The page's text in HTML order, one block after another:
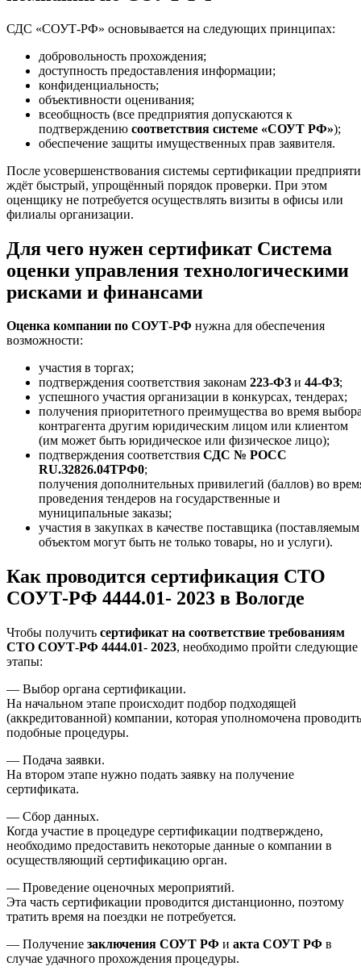
СДС «СОУТ-РФ» основывается на следующих принципах:
добровольность прохождения;
доступность предоставления информации;
конфиденциальность;
объективности оценивания;
всеобщность (все предприятия допускаются к
подтверждению соответствия системе «СОУТ РФ»);
обеспечение защиты имущественных прав заявителя.
После усовершенствования системы сертификации
ждёт быстрый, упрощённый порядок проверки. При этом
оценщику не потребуется осуществлять визиты в офисы или
филиалы организации.
Для чего нужен сертификат Система
оценки управления технологическими
рисками и финансами
Оценка компании по СОУТ-РФ нужна для обеспечения
возможности:
участия в торгах;
подтверждения соответствия законам 223-ФЗ и 44-ФЗ;
успешного участия организации в конкурсах, тендерах;
получения приоритетного преимущества во время
контрагента другим юридическим лицом или клиентом
(им может быть юридическое или физическое лицо);
подтверждения соответствия СДС № РОСС
RU.З2826.04ТРФ0;
получения дополнительных привилегий (баллов) во
проведения тендеров на государственные и
муниципальные заказы;
участия в закупках в качестве поставщика (поставляемым
объектом могут быть не только товары, но и услуги).
Как проводится сертификация СТО
СОУТ-РФ 4444.01- 2023 в Вологде
Чтобы получить сертификат на соответствие требованиям
СТО СОУТ-РФ 4444.01- 2023, необходимо пройти следующие
этапы:
— Выбор органа сертификации.
На начальном этапе происходит подбор подходящей
(аккредитованной) компании, которая уполномочена проводить
подобные процедуры.
— Подача заявки.
На втором этапе нужно подать заявку на получение
сертификата.
— Сбор данных.
Когда участие в процедуре сертификации подтверждено,
необходимо предоставить некоторые данные о компании в
осуществляющий сертификацию орган.
— Проведение оценочных мероприятий.
Эта часть сертификации проводится дистанционно, поэтому
тратить время на поездки не потребуется.
— Получение заключения СОУТ РФ и акта СОУТ РФ в
случае удачного прохождения процедуры.